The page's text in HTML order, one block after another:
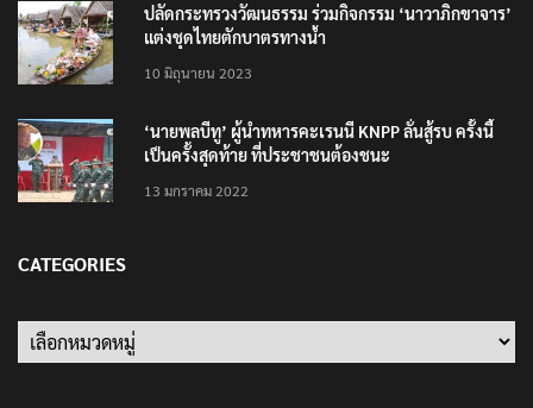
ปลัดกระทรวงวัฒนธรรม ร่วมกิจกรรม ‘นาวาภิกขาจาร’
แต่งชุดไทยตักบาตรทางน้ำ
10 มิถุนายน 2023
‘นายพลบีทู’ ผู้นำทหารคะเรนนี KNPP ลั่นสู้รบ ครั้งนี้
เป็นครั้งสุดท้าย ที่ประชาชนต้องชนะ
13 มกราคม 2022
CATEGORIES